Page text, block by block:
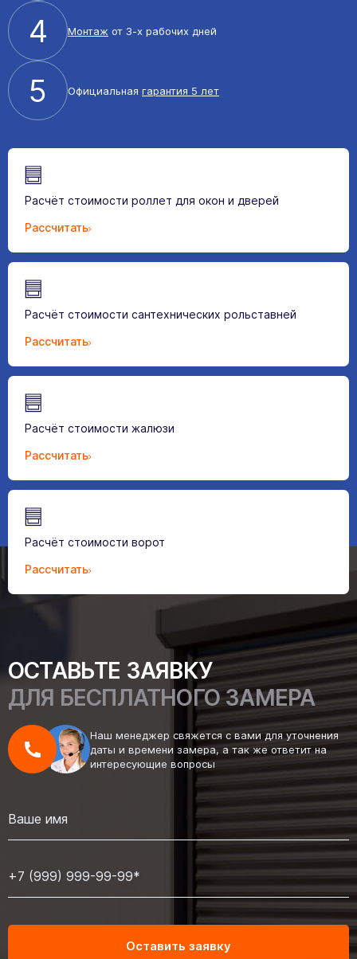
4 Монтаж от 3-х рабочих дней
5 Официальная гарантия 5 лет
Расчёт стоимости роллет для окон и дверей
Рассчитать
Расчёт стоимости сантехнических рольставней
Рассчитать
Расчёт стоимости жалюзи
Рассчитать
Расчёт стоимости ворот
Рассчитать
ОСТАВЬТЕ ЗАЯВКУ
ДЛЯ БЕСПЛАТНОГО ЗАМЕРА
Наш менеджер свяжется с вами для уточнения
даты и времени замера, а так же ответит на
интересующие вопросы